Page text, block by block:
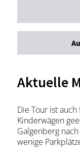
Aktuelle
Die Tour ist
Kinderwägen
Galgenberg
wenige